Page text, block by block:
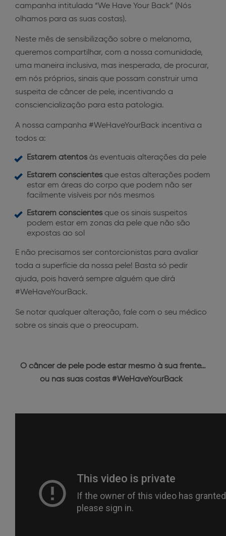
campanha intitulada “We Have Your Back” (Nós
olhamos para as suas costas).
Neste mês de sensibilização sobre o melanoma,
queremos compartilhar, com a nossa comunidade,
uma maneira inclusiva, mas inesperada, de procurar,
em nós próprios, sinais que possam construir uma
suspeita de câncer de pele, incentivando a
consciencialização para esta patologia.
A nossa campanha #WeHaveYourBack incentiva a
todos a:
Estarem atentos às eventuais alterações da pele
Estarem conscientes que estas alterações podem
estar em áreas do corpo que podem não ser
facilmente visíveis por nós mesmos
Estarem conscientes que os sinais suspeitos
podem estar em zonas da pele que não são
expostas ao sol
E não precisamos ser contorcionistas para avaliar
toda a superfície da nossa pele! Basta só pedir
ajuda, pois haverá sempre alguém que dirá
#WeHaveYourBack.
Se notar qualquer alteração, fale com o seu médico
sobre os sinais que o preocupam.
O câncer de pele pode estar mesmo à sua frente…
ou nas suas costas #WeHaveYourBack